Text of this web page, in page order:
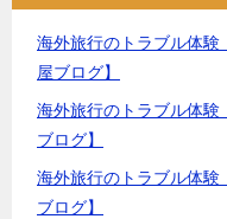
海外旅行のトラブル体
屋ブログ】
海外旅行のトラブル体
ブログ】
海外旅行のトラブル体
ブログ】